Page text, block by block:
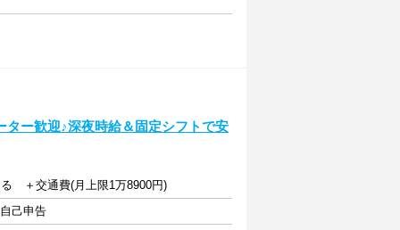
ー歓迎♪深夜時給＆固定シフトで安
＋交通費(月上限1万8900円)
己申告